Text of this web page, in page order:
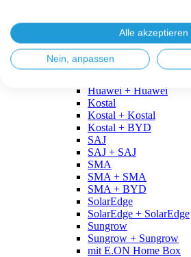
Fronius + BYD
GoodWe
GoodWe + GoodWe
GoodWe + BYD
Huawei + Huawei
Kostal
Kostal + Kostal
Kostal + BYD
SAJ
SAJ + SAJ
SMA
SMA + SMA
SMA + BYD
SolarEdge
SolarEdge + SolarEdge
Sungrow
Sungrow + Sungrow
mit E.ON Home Box
Alle akzeptieren
Nein, anpassen